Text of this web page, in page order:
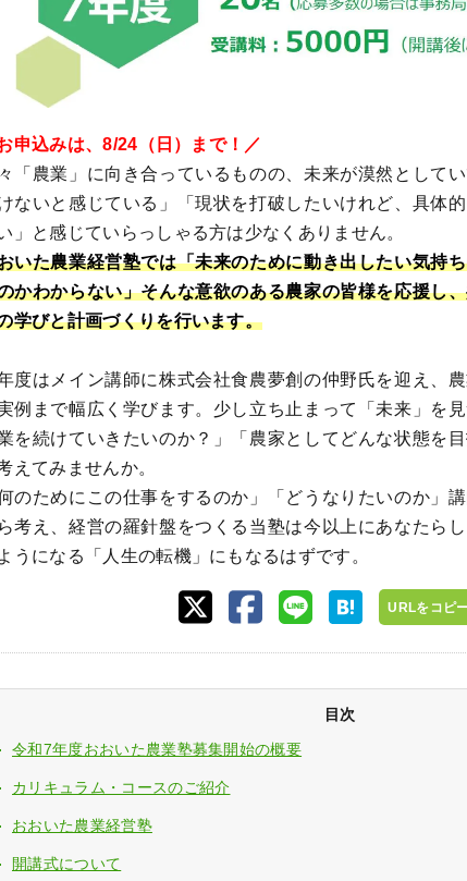
申込みは、8/24（日）まで！／
「農業」に向き合っているものの、未来が漠然として
ないと感じている」「現状を打破したいけれど、具体
」と感じていらっしゃる方は少なくありません。
いた農業経営塾では「未来のために動き出したい気持
かわからない」そんな意欲のある農家の皆様を応援し
学びと計画づくりを行います。
度はメイン講師に株式会社食農夢創の仲野氏を迎え、
例まで幅広く学びます。少し立ち止まって「未来」を
を続けていきたいのか？」「農家としてどんな状態を
えてみませんか。
何のためにこの仕事をするのか」「どうなりたいのか」
考え、経営の羅針盤をつくる当塾は今以上にあなたら
うになる「人生の転機」にもなるはずです。
URLをコピ
目次
令和7年度おおいた農業塾募集開始の概要
カリキュラム・コースのご紹介
おおいた農業経営塾
開講式について